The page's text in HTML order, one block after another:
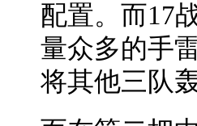
配置。而17
量众多的手
将其他三队